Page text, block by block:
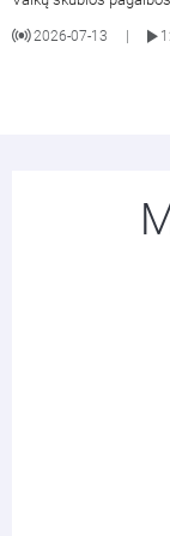
2026-07-13